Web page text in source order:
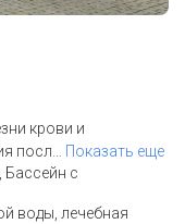
крови и
посл
Показать еще
Бассейн с
воды, лечебная